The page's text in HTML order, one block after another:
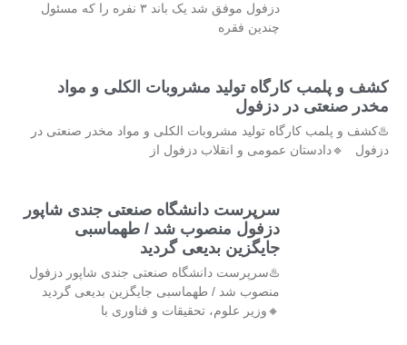
دزفول موفق شد یک باند ۳ نفره را که مسئول
چندین فقره
کشف و پلمب کارگاه تولید مشروبات الکلی و مواد
مخدر صنعتی در دزفول
♨️کشف و پلمب کارگاه تولید مشروبات الکلی و مواد مخدر صنعتی در
دزفول 🔹دادستان عمومی و انقلاب دزفول از
سرپرست دانشگاه صنعتی جندی شاپور
دزفول منصوب شد / طهماسبی
جایگزین بدیعی گردید
♨️سرپرست دانشگاه صنعتی جندی شاپور دزفول
منصوب شد / طهماسبی جایگزین بدیعی گردید
🔸وزیر علوم، تحقیقات و فناوری با